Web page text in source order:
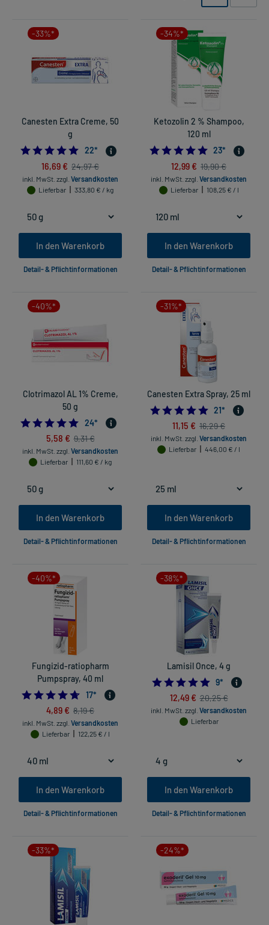
-33%*
Canesten Extra Creme, 50
g
5.0
22*
16,69 € 24,97 €
inkl. MwSt. zzgl. Versandkosten
Lieferbar
333,80 € / kg
In den Warenkorb
Detail- & Pflichtinformationen
-34%*
Ketozolin 2 % Shampoo,
120 ml
23*
12,99 € 19,90 €
inkl. MwSt. zzgl. Versandkosten
Lieferbar
108,25 € / l
In den Warenkorb
Detail- & Pflichtinformationen
-40%*
Clotrimazol AL 1% Creme,
50 g
4.875
24*
5,58 € 9,31 €
inkl. MwSt. zzgl. Versandkosten
Lieferbar
111,60 € / kg
In den Warenkorb
Detail- & Pflichtinformationen
-31%*
Canesten Extra Spray, 25 ml
21*
11,15 € 16,29 €
inkl. MwSt. zzgl. Versandkosten
Lieferbar
446,00 € / l
In den Warenkorb
Detail- & Pflichtinformationen
-40%*
Fungizid-ratiopharm
Pumpspray, 40 ml
4.647058823529412
17*
4,89 € 8,19 €
inkl. MwSt. zzgl. Versandkosten
Lieferbar
122,25 € / l
In den Warenkorb
Detail- & Pflichtinformationen
-38%*
Lamisil Once, 4 g
9*
12,49 € 20,25 €
inkl. MwSt. zzgl. Versandkosten
Lieferbar
In den Warenkorb
Detail- & Pflichtinformationen
-33%* -24%*